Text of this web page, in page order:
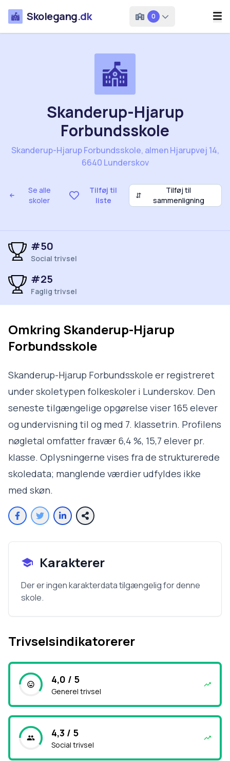
Skolegang.dk 0
Se alle
skoler
Tilføj til
liste
⇵
Tilføj til
sammenligning
Skanderup-Hjarup
Forbundsskole
Skanderup-Hjarup Forbundsskole, almen Hjarupvej 14,
6640 Lunderskov
#50
Social trivsel
#25
Faglig trivsel
Omkring Skanderup-Hjarup
Forbundsskole
Skanderup-Hjarup Forbundsskole er registreret
under skoletypen folkeskoler i Lunderskov. Den
seneste tilgængelige opgørelse viser 165 elever
og undervisning til og med 7. klassetrin. Profilens
nøgletal omfatter fravær 6,4 %, 15,7 elever pr.
klasse. Oplysningerne vises fra de strukturerede
skoledata; manglende værdier udfyldes ikke
med skøn.
Karakterer
Der er ingen karakterdata tilgængelig for denne
skole.
Trivselsindikatorerer
4,0 / 5
Generel trivsel
4,3 / 5
Social trivsel